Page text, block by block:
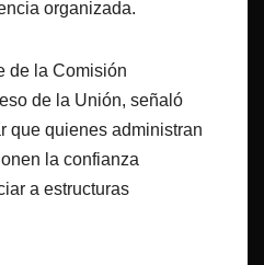
organizada.
de la Comisión
de la Unión, señaló
que quienes administran
la confianza
a estructuras